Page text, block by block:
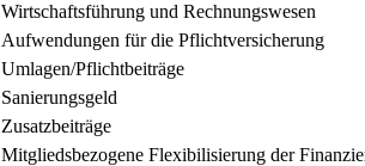
Wirtschaftsführung und Rechnungswesen
Aufwendungen für die Pflichtversicherung
Umlagen/Pflichtbeiträge
Sanierungsgeld
Zusatzbeiträge
Mitgliedsbezogene Flexibilisierung der